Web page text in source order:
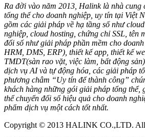
Ra đời vào năm 2013, Halink là nhà cung
tổng thể cho doanh nghiệp, uy tín tại Việt
gồm các giải pháp về hạ tầng số như
nghiệp, cloud hosting, chứng chỉ SSL, tên
đổi số như giải pháp phần mềm cho
HRM, DMS, ERP), thiết kế app, thiết kế
TMDT(sàn rao vặt, việc làm, bất động
dịch vụ AI và tự động hóa, các giải pháp
phương châm “Uy tín để thành công”
khách hàng những gói giải pháp tổng thể,
thể chuyển đổi số hiệu quả cho doanh
phẩm dịch vụ một cách tốt nhất.
Copyright © 2013 HALINK CO.,LTD. All